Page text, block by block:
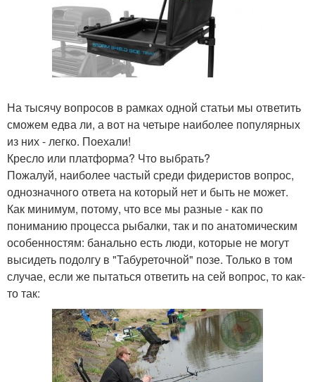
На тысячу вопросов в рамках одной статьи мы ответить
сможем едва ли, а вот на четыре наиболее популярных
из них - легко. Поехали!
Кресло или платформа? Что выбрать?
Пожалуй, наиболее частый среди фидеристов вопрос,
однозначного ответа на который нет и быть не может.
Как минимум, потому, что все мы разные - как по
пониманию процесса рыбалки, так и по анатомическим
особенностям: банально есть люди, которые не могут
высидеть подолгу в "Табуреточной" позе. Только в том
случае, если же пытаться ответить на сей вопрос, то как-
то так: